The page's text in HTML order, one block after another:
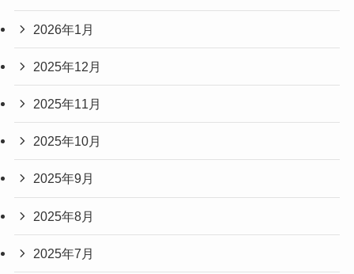
2026年1月
2025年12月
2025年11月
2025年10月
2025年9月
2025年8月
2025年7月